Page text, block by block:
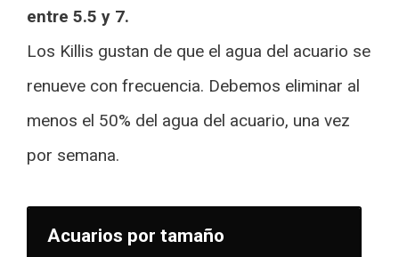
entre 5.5 y 7.
Los Killis gustan de que el agua del acuario se
renueve con frecuencia. Debemos eliminar al
menos el 50% del agua del acuario, una vez
por semana.
Acuarios por tamaño